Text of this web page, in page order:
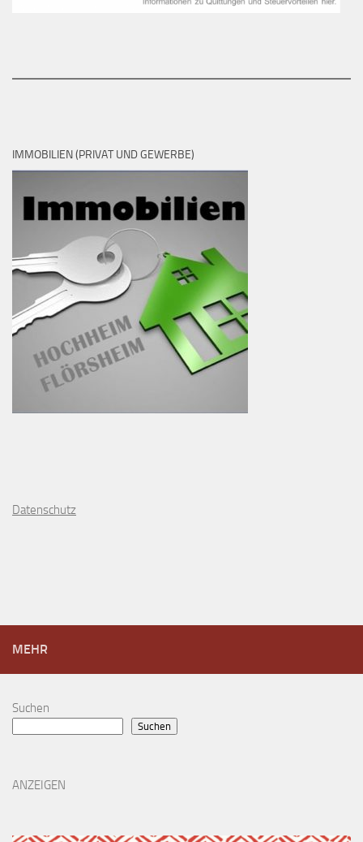
IMMOBILIEN (PRIVAT UND GEWERBE)
Datenschutz
MEHR
Suchen
Suchen
ANZEIGEN